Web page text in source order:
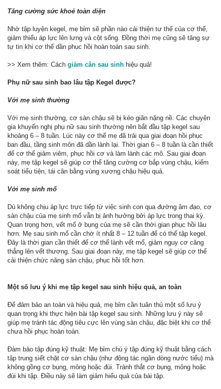
Tăng cường sức khoẻ toàn diện
Nhờ tập luyện kegel, mẹ bỉm sẽ phần nào cải thiện tư thế của cơ thể,
giảm thiểu áp lực lên lưng và cột sống. Đồng thời mẹ cũng sẽ tăng sự
tự tin khi cơ thể dần phục hồi hoàn toàn sau sinh.
>> Xem thêm: Cách giảm cân sau sinh hiệu quả!
Phụ nữ sau sinh bao lâu tập Kegel được?
Với mẹ sinh thường
Với mẹ sinh thường, cơ sàn chậu sẽ bị kéo giãn nặng nề. Các chuyên
gia khuyến nghị phụ nữ sau sinh thường nên bắt đầu tập kegel sau
khoảng 6 – 8 tuần. Lúc này cơ thể mẹ đã trải qua giai đoạn hồi phục
ban đầu, tầng sinh môn đã dần lành lại. Thời gian 6 – 8 tuần là cần thiết
để cơ thể giảm viêm, phục hồi cơ và làm lành các mô. Sau giai đoạn
này, mẹ tập kegel sẽ giúp cơ thể tăng cường cơ bắp vùng chậu, kiểm
soát tiểu tiện, tái cân bằng vùng xương chậu hiệu quả.
Với mẹ sinh mổ
Dù không chịu áp lực trực tiếp từ việc sinh con qua đường âm đạo, cơ
sàn chậu của mẹ sinh mổ vẫn bị ảnh hưởng bởi áp lực trong thai kỳ.
Quan trọng hơn, vết mổ ở bụng của mẹ sẽ cần thời gian phục hồi lâu
hơn. Mẹ sau sinh mổ cần chờ ít nhất 8 – 12 tuần để có thể tập kegel.
Đây là thời gian cần thiết để cơ thể lành vết mổ, giảm nguy cơ căng
thẳng lên vết thương. Sau giai đoạn này, mẹ tập kegel sẽ giúp cơ thể
cải thiện chức năng sàn chậu, phục hồi tốt hơn.
Một số lưu ý khi mẹ tập kegel sau sinh hiệu quả, an toàn
Để đảm bảo an toàn và hiệu quả, mẹ bỉm cần tuân thủ một số lưu ý
quan trọng khi thực hiện bài tập kegel sau sinh. Những lưu ý này sẽ
giúp mẹ tránh tác động tiêu cực lên vùng sàn chậu, đặc biệt khi cơ thể
chưa hồi phục hoàn toàn.
Đảm bảo tập đúng kỹ thuật: Mẹ bỉm chú ý tập đúng kỹ thuật bằng cách
tập trung siết chặt cơ sàn chậu (như động tác ngăn dòng nước tiểu) mà
không gồng cơ bụng, mông hoặc đùi. Tránh thắt cơ bụng, mông hoặc
đùi khi tập. Điều này sẽ làm giảm hiểu quả của bài tập.